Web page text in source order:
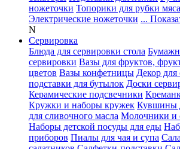
ножеточки Топорики для рубки мяса
Электрические ножеточки ...
N
Сервировка
Блюда для сервировки стола
сервировки Вазы для фруктов,
цветов Вазы конфетницы Декор для
подставки для бутылок Доски
Керамические подсвечники
Кружки и наборы кружек Кувшины
для сливочного масла Молочники и
Наборы детской посуды для еды
приборов Пиалы для чая и супа